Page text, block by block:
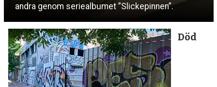
andra genom seriealbumet ”Slickepinnen”.
Död